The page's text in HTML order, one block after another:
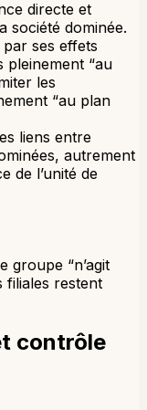
directe et
société dominée.
ses effets
pleinement “au
les
“au plan
liens entre
autrement
de l’unité de
groupe “n’agit
filiales restent
contrôle